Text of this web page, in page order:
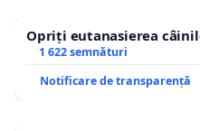
Opriți eutanasierea
1 622 semnături
Notificare de transparență